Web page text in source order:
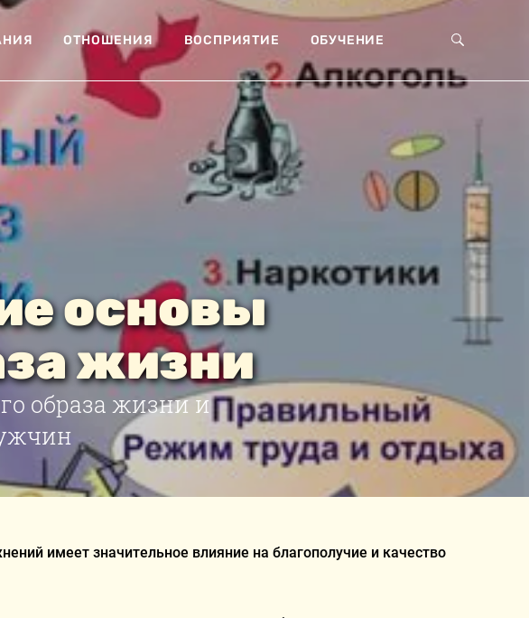
ОТНОШЕНИЯ ВОСПРИЯТИЕ ОБУЧЕНИЕ
основы
жизни
образа жизни и
имеет значительное влияние на благополучие и качество